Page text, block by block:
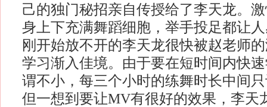
己的独门秘招亲自传授给了李天龙。
身上下充满舞蹈细胞，举手投足都让
刚开始放不开的李天龙很快被赵老师
学习渐入佳境。由于要在短时间内快
谓不小，每三个小时的练舞时长中间
但一想到要让MV有很好的效果，李天